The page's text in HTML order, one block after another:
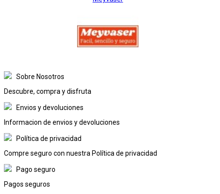
Sobre Nosotros
Descubre, compra y disfruta
Envios y devoluciones
Informacion de envios y devoluciones
Política de privacidad
Compre seguro con nuestra Política de privacidad
Pago seguro
Pagos seguros